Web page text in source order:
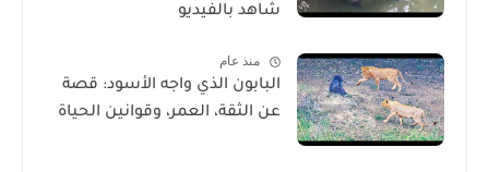
شاهد بالفيديو
منذ عام
البابون الذي واجه الأسود: قصة
عن الثقة، العمر، وقوانين الحياة